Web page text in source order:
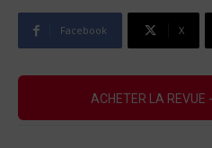
Facebook X
ACHETER LA REVUE